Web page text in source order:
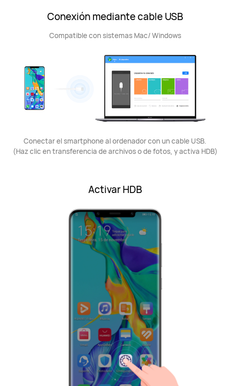
Conexión mediante cable USB
Compatible con sistemas Mac/ Windows
Conectar el smartphone al ordenador con un cable USB.
(Haz clic en transferencia de archivos o de fotos, y activa HDB)
Activar HDB